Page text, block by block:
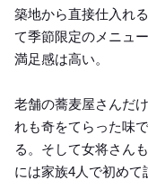
築地から直接仕入れ
て季節限定のメニュ
満足感は高い。
老舗の蕎麦屋さんだ
れも奇をてらった味
る。そして女将さん
には家族4人で初めて